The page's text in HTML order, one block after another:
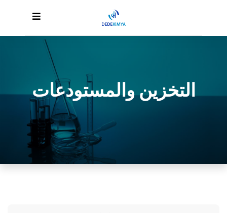
التخزين والمستودعات